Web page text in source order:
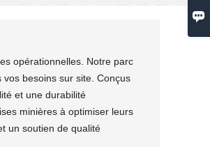

opérationnelles. Notre parc
besoins sur site. Conçus
et une durabilité
minières à optimiser leurs
un soutien de qualité